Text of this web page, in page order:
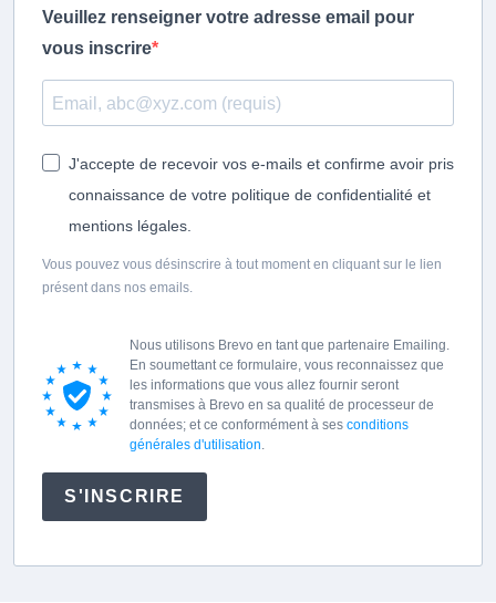
Veuillez renseigner votre adresse email pour
vous inscrire
J'accepte de recevoir vos e-mails et confirme avoir pris
connaissance de votre politique de confidentialité et
mentions légales.
Vous pouvez vous désinscrire à tout moment en cliquant sur le lien
présent dans nos emails.
Nous utilisons Brevo en tant que partenaire Emailing.
En soumettant ce formulaire, vous reconnaissez que
les informations que vous allez fournir seront
transmises à Brevo en sa qualité de processeur de
données; et ce conformément à ses conditions
générales d'utilisation.
S'INSCRIRE